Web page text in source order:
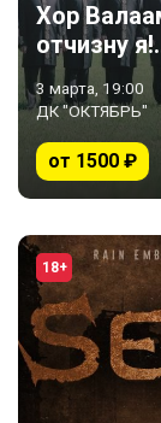
Хор
отчизну
3 марта, 19:00
ДК "ОКТЯБРЬ"
от 1500 ₽
18+